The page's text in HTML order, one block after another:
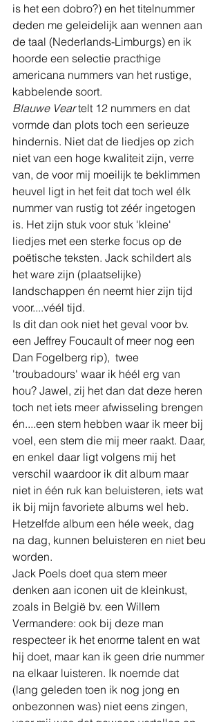
is het een dobro?) en het titelnummer
deden me geleidelijk aan wennen aan
de taal (Nederlands-Limburgs) en ik
hoorde een selectie practhige
americana nummers van het rustige,
kabbelende soort.
Blauwe Vear telt 12 nummers en dat
vormde dan plots toch een serieuze
hindernis. Niet dat de liedjes op zich
niet van een hoge kwaliteit zijn, verre
van, de voor mij moeilijk te beklimmen
heuvel ligt in het feit dat toch wel élk
nummer van rustig tot zéér ingetogen
is. Het zijn stuk voor stuk 'kleine'
liedjes met een sterke focus op de
poëtische teksten. Jack schildert als
het ware zijn (plaatselijke)
landschappen én neemt hier zijn tijd
voor....véél tijd.
Is dit dan ook niet het geval voor bv.
een Jeffrey Foucault of meer nog een
Dan Fogelberg rip),  twee
'troubadours' waar ik héél erg van
hou? Jawel, zij het dan dat deze heren
toch net iets meer afwisseling brengen
én....een stem hebben waar ik meer bij
voel, een stem die mij meer raakt. Daar,
en enkel daar ligt volgens mij het
verschil waardoor ik dit album maar
niet in één ruk kan beluisteren, iets wat
ik bij mijn favoriete albums wel heb.
Hetzelfde album een héle week, dag
na dag, kunnen beluisteren en niet beu
worden.
Jack Poels doet qua stem meer
denken aan iconen uit de kleinkust,
zoals in België bv. een Willem
Vermandere: ook bij deze man
respecteer ik het enorme talent en wat
hij doet, maar kan ik geen drie nummer
na elkaar luisteren. Ik noemde dat
(lang geleden toen ik nog jong en
onbezonnen was) niet eens zingen,